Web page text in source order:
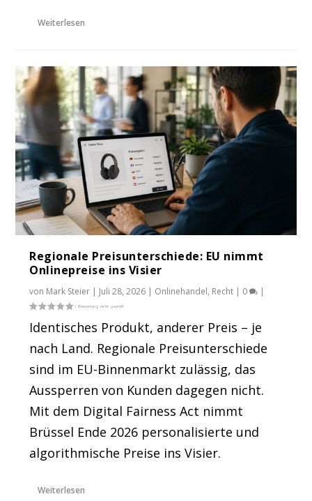
Weiterlesen
Regionale Preisunterschiede: EU nimmt
Onlinepreise ins Visier
von Mark Steier | Juli 28, 2026 | Onlinehandel, Recht | 0 |
Identisches Produkt, anderer Preis – je
nach Land. Regionale Preisunterschiede
sind im EU-Binnenmarkt zulässig, das
Aussperren von Kunden dagegen nicht.
Mit dem Digital Fairness Act nimmt
Brüssel Ende 2026 personalisierte und
algorithmische Preise ins Visier.
Weiterlesen